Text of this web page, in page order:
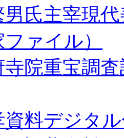
男氏主宰現
ファイル）
寺院重宝調
資料デジタ